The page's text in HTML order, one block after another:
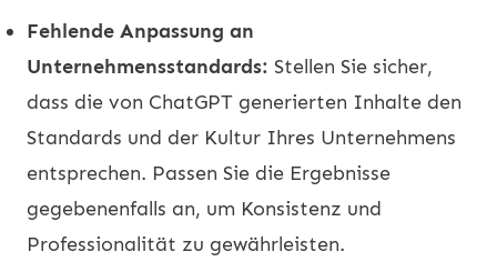
Fehlende Anpassung an
Unternehmensstandards: Stellen Sie sicher,
dass die von ChatGPT generierten Inhalte den
Standards und der Kultur Ihres Unternehmens
entsprechen. Passen Sie die Ergebnisse
gegebenenfalls an, um Konsistenz und
Professionalität zu gewährleisten.